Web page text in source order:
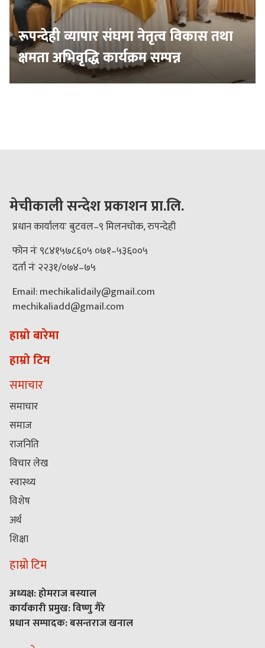
रूपन्देही व्यापार संघमा नेतृत्व विकास तथा
क्षमता अभिवृद्धि कार्यक्रम सम्पन्न
मेचीकाली सन्देश प्रकाशन प्रा.लि.
प्रधान कार्यालयः बुटवल–९ मिलनचोक, रुपन्देही
फोन नंः ९८४१५७८६०५ ०७१–५३६००५
दर्ता नंः २२३१/०७४–७५
Email: mechikalidaily@gmail.com
mechikaliadd@gmail.com
हाम्रो बारेमा
हाम्रो टिम
समाचार
समाचार
समाज
राजनिति
विचार लेख
स्वास्थ्य
विशेष
अर्थ
शिक्षा
हाम्रो टिम
अध्यक्ष: होमराज बस्याल
कार्यकारी प्रमुख: विष्णु गैरे
प्रधान सम्पादक: बसन्तराज खनाल